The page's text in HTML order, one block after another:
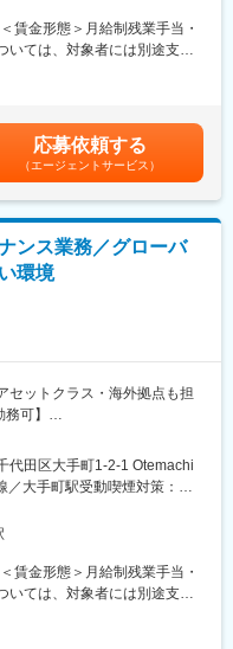
案可能です。
人向けソリューション提供
アップ営業室や投資開発事
へのキャリアも形成できま
,函館支店,帯広支店,旭川支店
伴う全国転勤型）へ転換も可
内です。
直帰も可能です。
きます。グループ会社との連
を推進し、顧客の経営課題解
コミットメントライン、ノン
ンなどの金融ソリューション
と連携し、資金調達サポート
、顧客ニーズを先取りした
機能の発揮
けコンサルティングや、食
と協働し、顧客の課題解決を
のもと、社会的意義の高い
トワークやノウハウを活か
業の発展や地方創生にも貢献
意見が反映されやすいボト
賃金形態＞月給制残業手当・
いては、対象者には別途支給
スキル・経験等を考慮の上決
額であり、選考を通じて上下
固定手当を含めた表記です。
応募依頼する
（エージェントサービス）
ンス業務／グローバ
環境
セットクラス・海外拠点も担
可】
＆バンキング本部 クレジッ
イナンスおよびアセットファ
に関連する一連の業務を担当
のもと、国内外の多様な案
も積極的に参画いただけま
代田区大手町1-2-1 Otemachi
／大手町駅受動喫煙対策：屋
社の定める事業所（リモート
賃金形態＞月給制残業手当・
いては、対象者には別途支給